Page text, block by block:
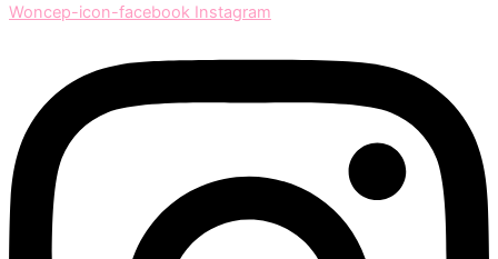
Woncep-icon-facebook Instagram